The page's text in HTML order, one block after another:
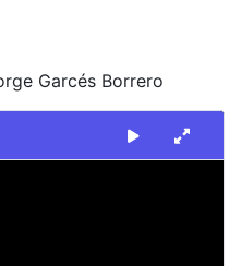
Garcés Borrero